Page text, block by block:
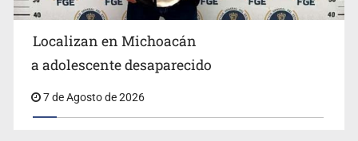
Procesan a el “R1”, presunto líder criminal en Jalisco y
Localizan en Michoacán
a adolescente desaparecido
7 de Agosto de 2026